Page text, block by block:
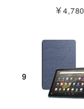
￥4,780
9